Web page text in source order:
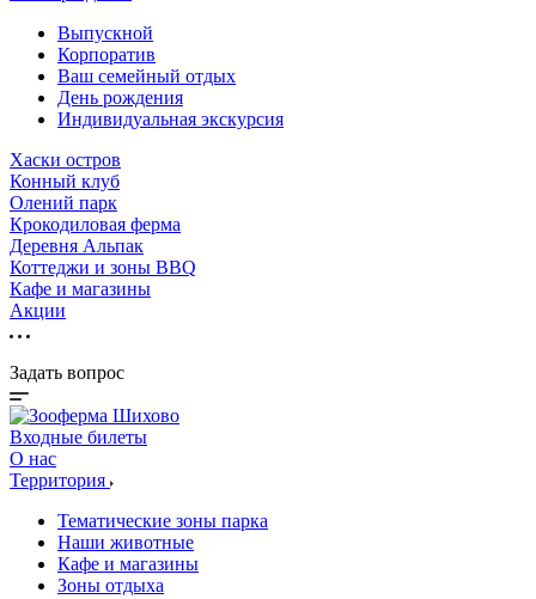
Выпускной
Корпоратив
Ваш семейный отдых
День рождения
Индивидуальная экскурсия
Хаски остров
Конный клуб
Олений парк
Крокодиловая ферма
Деревня Альпак
Коттеджи и зоны BBQ
Кафе и магазины
Акции
Задать вопрос
Входные билеты
О нас
Территория
Тематические зоны парка
Наши животные
Кафе и магазины
Зоны отдыха